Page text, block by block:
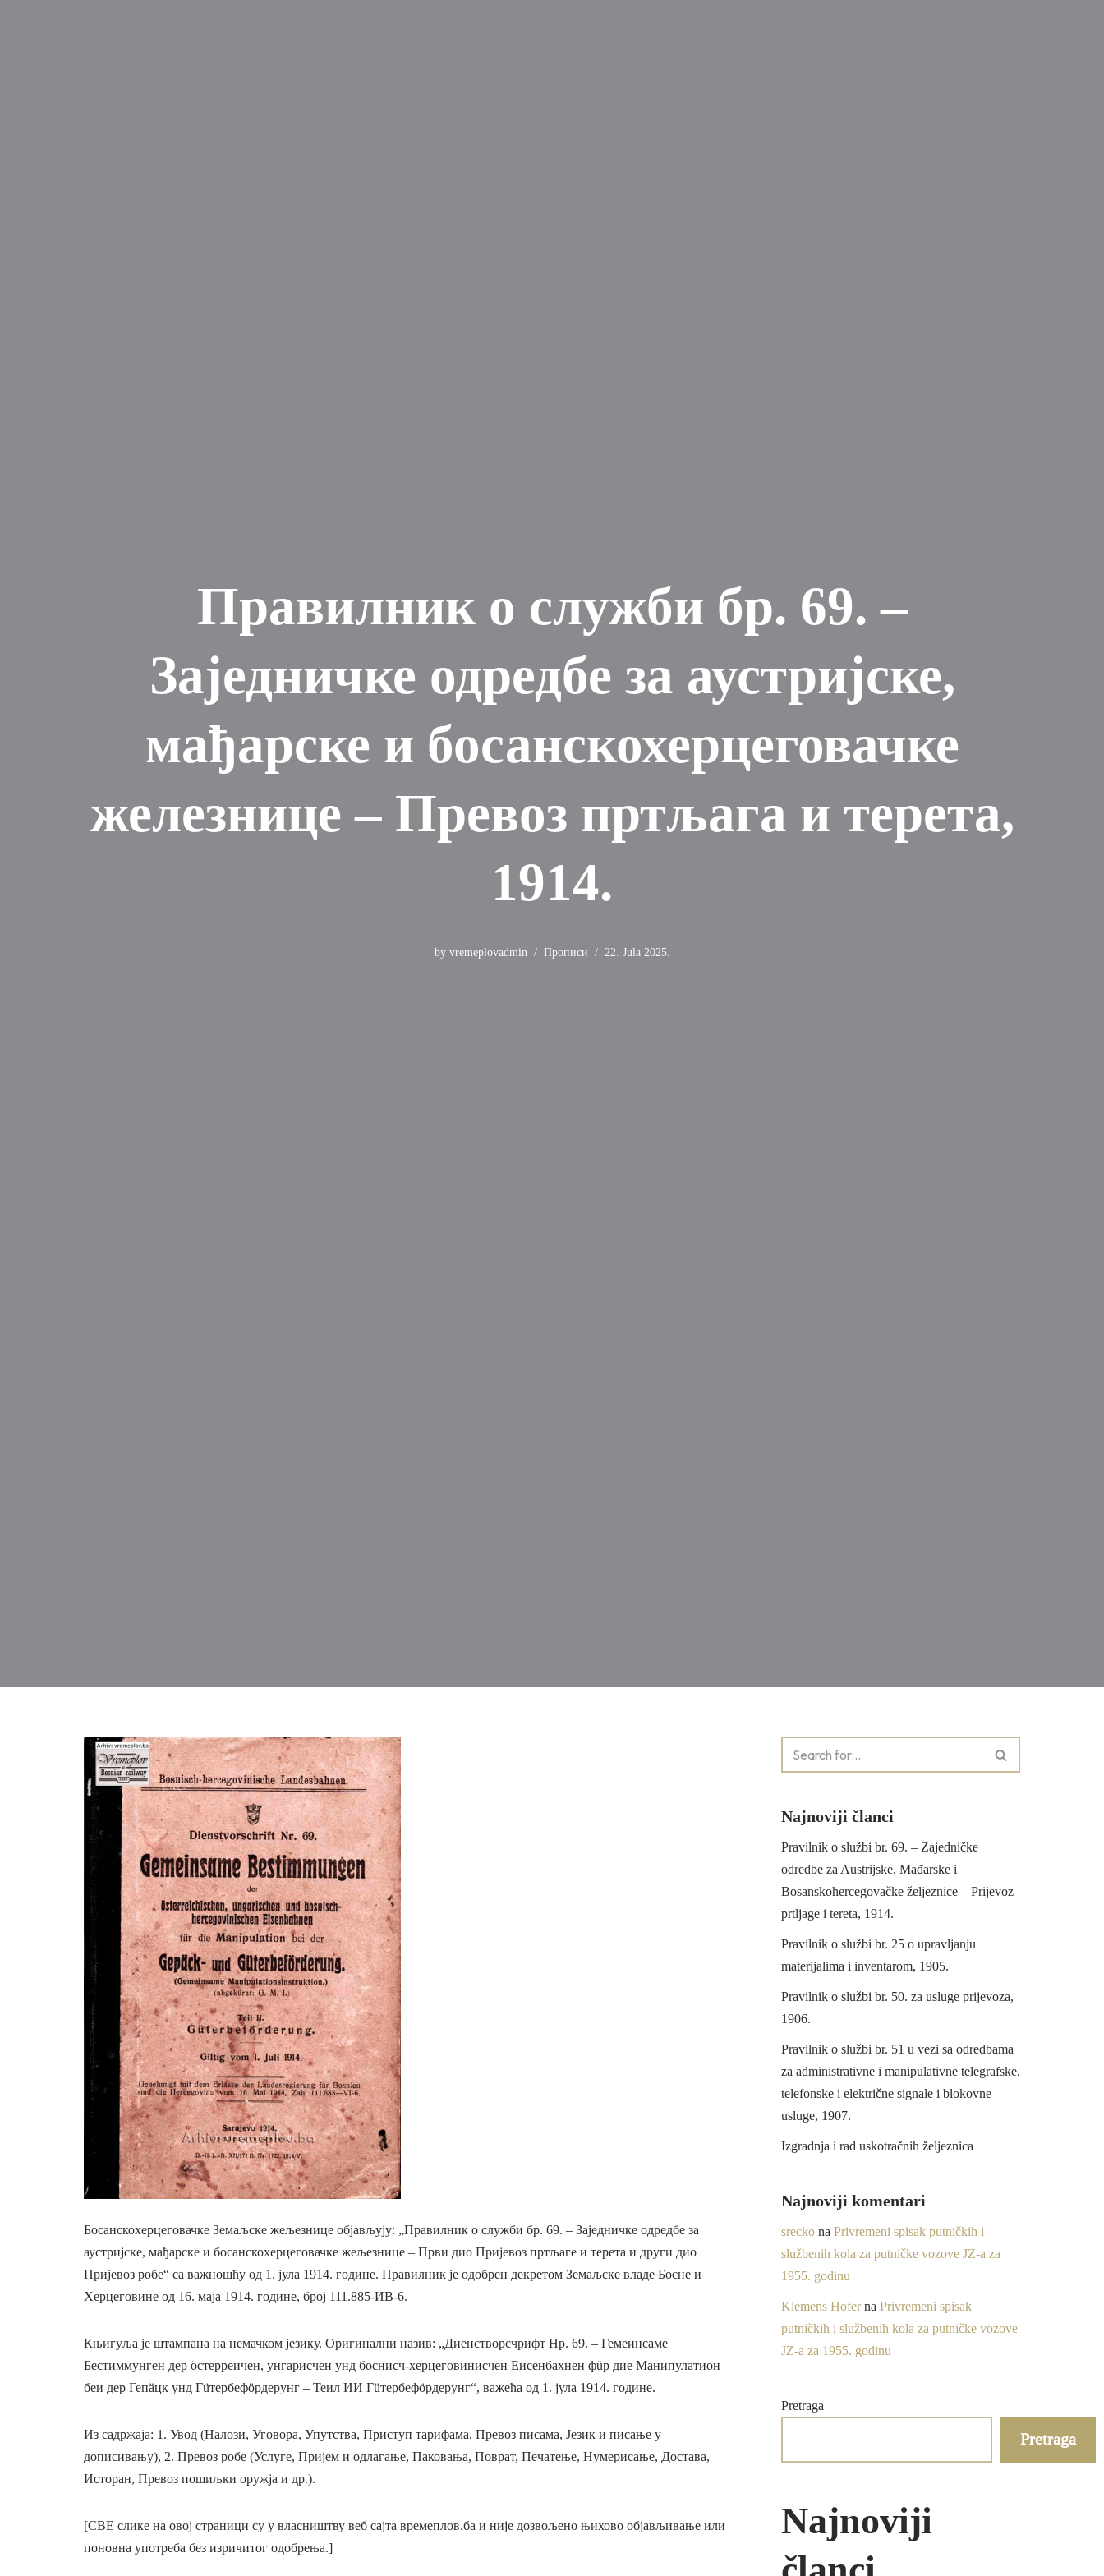
Правилник о служби бр. 69. –
Заједничке одредбе за аустријске,
мађарске и босанскохерцеговачке
железнице – Превоз пртљага и терета,
1914.
by vremeplovadmin Прописи 22. Jula 2025.
Босанскохерцеговачке Земаљске жељезнице објављују: „Правилник о служби бр. 69. – Заједничке одредбе за
аустријске, мађарске и босанскохерцеговачке жељезнице – Први дио Пријевоз пртљаге и терета и други дио
Пријевоз робе“ са важношћу од 1. јула 1914. године. Правилник је одобрен декретом Земаљске владе Босне и
Херцеговине од 16. маја 1914. године, број 111.885-ИВ-6.
Књигуља је штампана на немачком језику. Оригинални назив: „Диенстворсчрифт Нр. 69. – Гемеинсаме
Бестиммунген дер öстерреичен, унгарисчен унд боснисч-херцеговинисчен Еисенбахнен фüр дие Манипулатион
беи дер Гепäцк унд Гüтербефöрдерунг – Теил ИИ Гüтербефöрдерунг“, важећа од 1. јула 1914. године.
Из садржаја: 1. Увод (Налози, Уговора, Упутства, Приступ тарифама, Превоз писама, Језик и писање у
дописивању), 2. Превоз робе (Услуге, Пријем и одлагање, Паковања, Поврат, Печатење, Нумерисање, Достава,
Исторан, Превоз пошиљки оружја и др.).
[СВЕ слике на овој страници су у власништву веб сајта времеплов.ба и није дозвољено њихово објављивање или
поновна употреба без изричитог одобрења.]
Najnoviji članci
Pravilnik o službi br. 69. – Zajedničke
odredbe za Austrijske, Mađarske i
Bosanskohercegovačke željeznice – Prijevoz
prtljage i tereta, 1914.
Pravilnik o službi br. 25 o upravljanju
materijalima i inventarom, 1905.
Pravilnik o službi br. 50. za usluge prijevoza,
1906.
Pravilnik o službi br. 51 u vezi sa odredbama
za administrativne i manipulativne telegrafske,
telefonske i električne signale i blokovne
usluge, 1907.
Izgradnja i rad uskotračnih željeznica
Najnoviji komentari
srecko na Privremeni spisak putničkih i
službenih kola za putničke vozove JZ-a za
1955. godinu
Klemens Hoferna Privremeni spisak
putničkih i službenih kola za putničke vozove
JZ-a za 1955. godinu
Pretraga
Pretraga
Najnoviji